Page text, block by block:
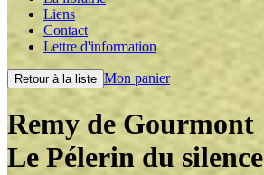
Liens
Contact
Lettre d'information
Retour à la liste Mon panier
Remy de Gourmont
Le Pélerin du silence